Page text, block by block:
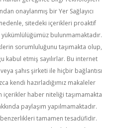
onaylanmış bir Yer Sağlayıcı
sitedeki içerikleri proaktif
bulunmamaktadır.
sorumluluğunu taşımakta olup,
kabul etmiş sayılırlar. Bu internet
şahıs şirketi ile hiçbir bağlantısı
kendi hazırladığımız makaleler
içerikler haber niteliği taşımamakta
paylaşım yapılmamaktadır.
tamamen tesadüfidir.